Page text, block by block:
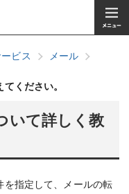
ビス
メール
ください。
いて詳しく教
を指定して、メールの転